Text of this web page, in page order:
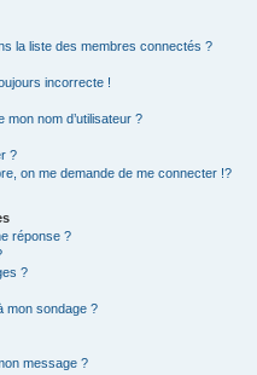
la liste des membres connectés ?
incorrecte !
nom d’utilisateur ?
?
on me demande de me connecter !?
réponse ?
?
mon sondage ?
message ?